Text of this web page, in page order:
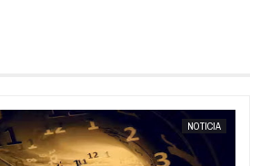
MAY 19,
NOTICIA